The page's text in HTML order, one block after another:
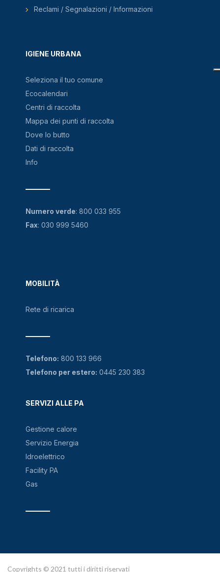
IGIENE URBANA
Seleziona il tuo comune
Ecocalendari
Centri di raccolta
Mappa dei punti di raccolta
Dove lo butto
Dati di raccolta
Info
MOBILITÀ
Rete di ricarica
SERVIZI ALLE PA
Gestione calore
Servizio Energia
Idroelettrico
Facility PA
Gas
Reclami / Segnalazioni / Informazioni
Numero verde: 800 033 955
Fax: 030 999 5460
Telefono: 800 133 966
Telefono per estero: 0445 230 383
Copyrights © 2021 tutti i diritti riservati